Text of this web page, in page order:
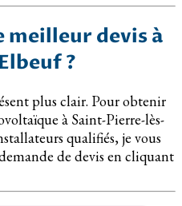
meilleur devis à
?
plus clair. Pour obtenir
à Saint-Pierre-lès-
qualifiés, je vous
de devis en cliquant